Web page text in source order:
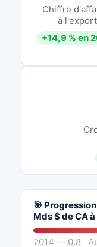
Chiffre
à l'export
+14,9 % en
🎯
Mds $ de CA
2014 — 0,8